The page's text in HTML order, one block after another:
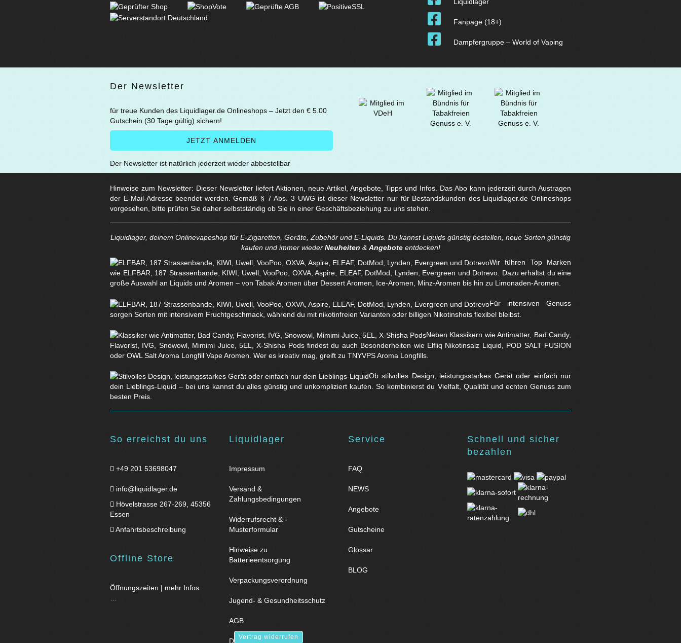
Fanpage (18+)
Dampfergruppe – World of Vaping
Der Newsletter
für treue Kunden des Liquidlager.de Onlineshops – Jetzt den € 5.00
Gutschein (30 Tage gültig) sichern!
Der Newsletter ist natürlich jederzeit wieder abbestellbar
Hinweise zum Newsletter: Dieser Newsletter liefert Aktionen, neue Artikel, Angebote, Tipps und Infos. Das Abo kann jederzeit durch Austragen
der E-Mail-Adresse beendet werden. Gemäß § 7 Abs. 3 UWG ist dieser Newsletter nur für Bestandskunden des Liquidlager.de Onlineshops
vorgesehen, bitte prüfen Sie daher selbstständig ob Sie in einer Geschäftsbeziehung zu uns stehen.
Liquidlager, deinem Onlinevapeshop für E-Zigaretten, Geräte, Zubehör und E-Liquids. Du kannst Liquids günstig bestellen, neue Sorten günstig
kaufen und immer wieder Neuheiten & Angeboteentdecken!
Wir führen Top Marken
wie ELFBAR, 187 Strassenbande, KIWI, Uwell, VooPoo, OXVA, Aspire, ELEAF, DotMod, Lynden, Evergreen und Dotrevo. Dazu erhältst du eine
große Auswahl an Liquids und Aromen – von Tabak Aromen über Dessert Aromen, Ice-Aromen, Minz-Aromen bis hin zu Limonaden-Aromen.
Für intensiven Genuss
sorgen Sorten mit intensivem Fruchtgeschmack, während du mit nikotinfreien Varianten oder billigen Nikotinshots flexibel bleibst.
Neben Klassikern wie Antimatter, Bad Candy,
Flavorist, IVG, Snowowl, Mimimi Juice, 5EL, X-Shisha Pods findest du auch Besonderheiten wie Elfliq Nikotinsalz Liquid, POD SALT FUSION
oder OWL Salt Aroma Longfill Vape Aromen. Wer es kreativ mag, greift zu TNYVPS Aroma Longfills.
Ob stilvolles Design, leistungsstarkes Gerät oder einfach nur
dein Lieblings-Liquid – bei uns kannst du alles günstig und unkompliziert kaufen. So kombinierst du Vielfalt, Qualität und echten Genuss zum
besten Preis.
So erreichst du uns
+49 201 53698047
info@liquidlager.de
Hövelstrasse 267-269, 45356
Essen
Anfahrtsbeschreibung
Offline Store
Öffnungszeiten | mehr Infos
…
Liquidlager
Impressum
Versand &
Zahlungsbedingungen
Vertrag widerrufen
Widerrufsrecht & -
Musterformular
Hinweise zu
Batterieentsorgung
Verpackungsverordnung
Jugend- & Gesundheitsschutz
AGB
Datenschutz
Service
FAQ
NEWS
Angebote
Gutscheine
Glossar
BLOG
Schnell und sicher
bezahlen